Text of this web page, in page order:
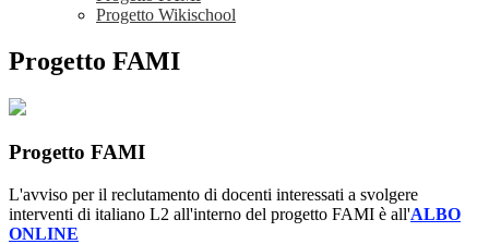
Progetto Wikischool
Progetto FAMI
Progetto FAMI
L'avviso per il reclutamento di docenti interessati a svolgere
interventi di italiano L2 all'interno del progetto FAMI è all'ALBO
ONLINE